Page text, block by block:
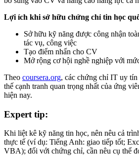
Lợi ích khi sở hữu chứng chỉ tin học
Sở hữu kỹ năng được công nhận
tác vụ, công việc
Tạo điểm nhấn cho CV
Mở rộng cơ hội nghề nghiệp với
Theo coursera.org, các chứng chỉ IT uy
thế cạnh tranh quan trọng nhất của ứng
hiện nay.
Expert tip:
Khi liệt kê kỹ năng tin học, nên nêu cả
thực tế (ví dụ: Tiếng Anh: giao tiếp tốt;
VBA); đối với chứng chỉ, cần nêu cụ thể